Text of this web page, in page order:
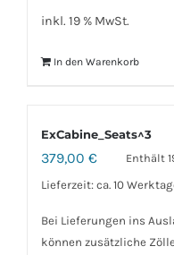
inkl. 19 % MwSt.
In den Warenkorb
ExCabine_Seats^3
379,00 € Enthält
Lieferzeit: ca. 10
Bei Lieferungen ins
können zusätzliche